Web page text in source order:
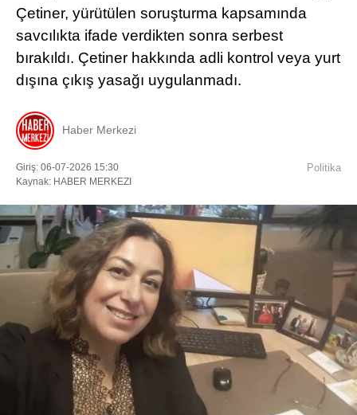
Çetiner, yürütülen soruşturma kapsamında
savcılıkta ifade verdikten sonra serbest
bırakıldı. Çetiner hakkında adli kontrol veya yurt
dışına çıkış yasağı uygulanmadı.
Haber Merkezi
Giriş: 06-07-2026 15:30
Kaynak: HABER MERKEZI
Politika